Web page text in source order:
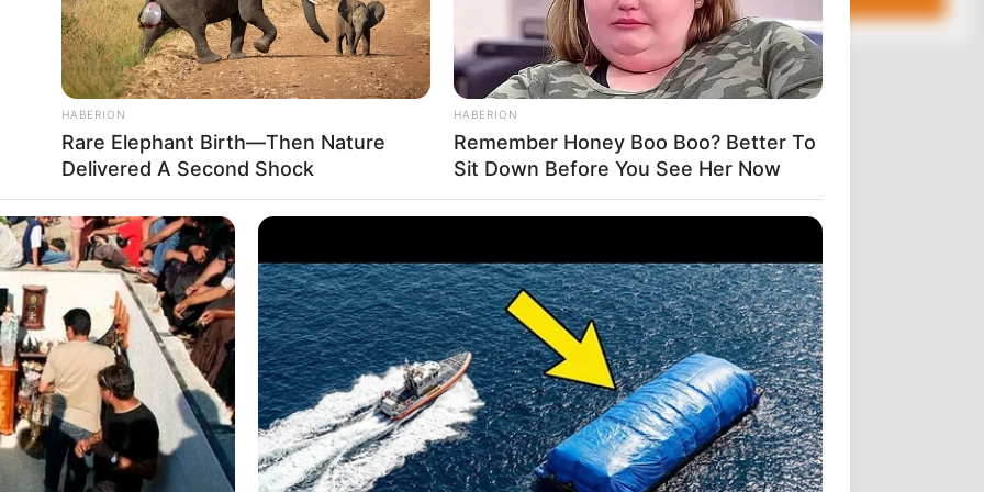
-οι φυσικοί νεκροφάγοι και σαπροφάγοι καθαριστές
τον πούστη τον άνθρωπο το δάσος. Τα πιο πολλά του δάσους μυστικά,
Το δάσος δε σε θέλει. Εσύ το θες. Τα οικοσυστήματα έχουν όλα τα βασίλεια
Η δεντροφύτευση από την άλλη, είναι η απλούστερη αρχιτεκτονική
για χέρσα εδάφη. Κανένα δάσος δεν φύτευσαν άνθρωποι. Η ίδια η
υποβιβάζει το δάσος. ‘Οσο πιο κοντά πάει ο άνθρωπος στο δάσος
να του κατσικωθείτε; να το αποτελειώσετε; Τα δεντρύλλια, (ΑΛΛΗ
HABERION
Rare Elephant Birth—Then Nature
Delivered A Second Shock
HABERION
Remember Honey Boo Boo? Better To
Sit Down Before You See Her Now